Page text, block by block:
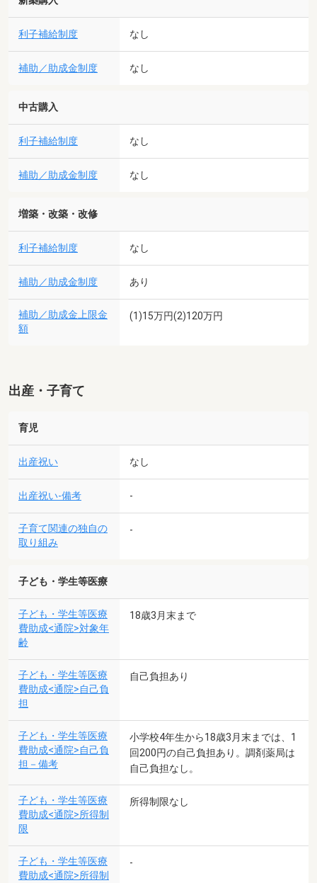
利子補給制度 なし
補助／助成金制度 なし
中古購入
利子補給制度 なし
補助／助成金制度 なし
増築・改築・改修
利子補給制度 なし
補助／助成金制度 あり
補助／助成金上限金
額
(1)15万円(2)120万円
出産・子育て
育児
出産祝い なし
出産祝い-備考 -
子育て関連の独自の
取り組み
-
子ども・学生等医療
子ども・学生等医療
費助成<通院>対象年
齢
18歳3月末まで
子ども・学生等医療
費助成<通院>自己負
担
自己負担あり
子ども・学生等医療
費助成<通院>自己負
担－備考
小学校4年生から18歳3月末までは、1
回200円の自己負担あり。調剤薬局は
自己負担なし。
子ども・学生等医療
費助成<通院>所得制
限
所得制限なし
子ども・学生等医療
費助成<通院>所得制
-